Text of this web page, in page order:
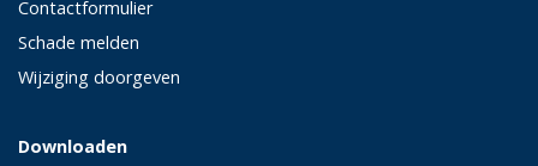
Contactformulier
Schade melden
Wijziging doorgeven
Downloaden